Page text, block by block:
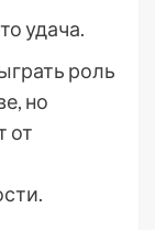
удача.
роль
но
от